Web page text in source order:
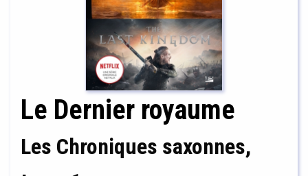
Le Dernier royaume
Les Chroniques saxonnes,